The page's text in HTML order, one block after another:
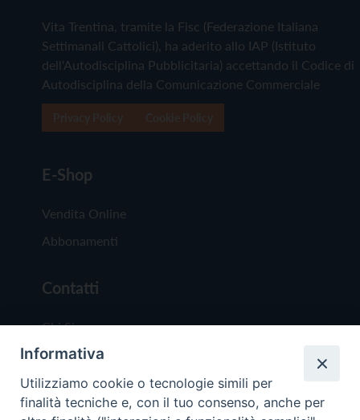
Vita Trentina, tramite la Fisc (Federazione Italiana
Settimanali Cattolici), ha aderito allo IAP (Istituto
dell'Autodisciplina Pubblicitaria) accettando il Codice di
Autodisciplina della Comunicazione Commerciale
E-Shop
Vendita Online
Abbonamenti
Contatti
Chi Siamo
Redazione
Scrivici
Informativa
Utilizziamo cookie o tecnologie simili per
finalità tecniche e, con il tuo consenso, anche per